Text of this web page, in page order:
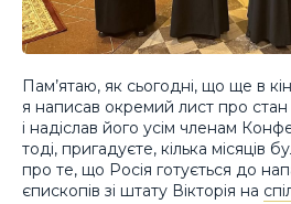
Пам’ятаю, як сьогодні, що ще в
я написав окремий лист про стан
і надіслав його усім членам
тоді, пригадуєте, кілька місяців
про те, що Росія готується до
єпископів зі штату Вікторія на